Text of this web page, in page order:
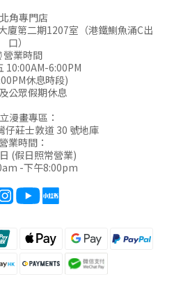
角專門店
廈第二期1207室（港鐵鰂魚涌C出
口）
營業時間
10:00AM-6:00PM
休息時段)
公眾假期休息
漫畫專區：
仔莊士敦道 30 號地庫
業時間：
(假日照常營業)
-下午8:00pm